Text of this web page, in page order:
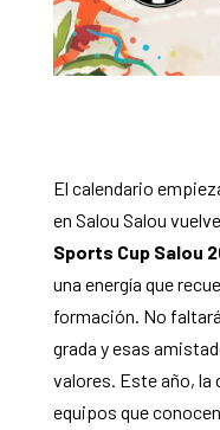
El calendario
en Salou Salou
Sports Cup Salou
una energía que
formación. No
grada y esas
valores. Este año, la
equipos que